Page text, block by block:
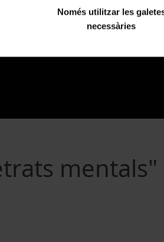
Només utilitzar les
necessàries
mentals"